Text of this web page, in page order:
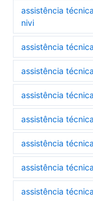
assistência
nivi
assistência
assistência
assistência
assistência
assistência
assistência
assistência